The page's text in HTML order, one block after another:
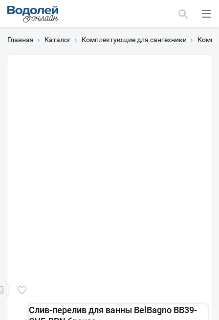
Главная › Каталог › Комплектующие для сантехники ›
Слив-перелив для ванны BelBagno BB39-